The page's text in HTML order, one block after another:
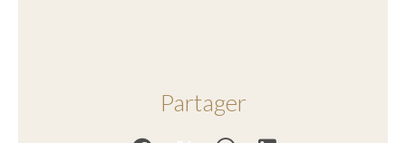
Partager